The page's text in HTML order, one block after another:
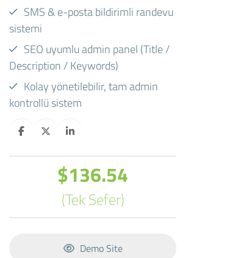
SMS & e-posta bildirimli randevu
sistemi
SEO uyumlu admin panel (Title /
Description / Keywords)
Kolay yönetilebilir, tam admin
kontrollü sistem
$136.54
(Tek Sefer)
Demo Site